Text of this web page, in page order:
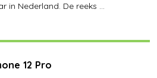
in Nederland. De reeks ...
12 Pro